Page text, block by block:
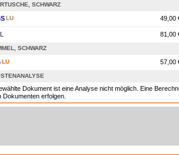
SCHWARZ
LU 49,00
81,00
SCHWARZ
LU 57,00
Dokument ist eine Analyse nicht möglich. Eine
Dokumenten erfolgen.